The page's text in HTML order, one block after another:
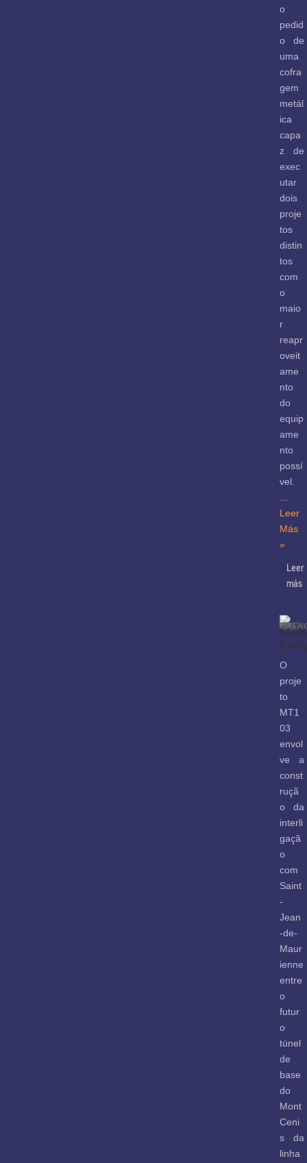
o
pedid
o de
uma
cofra
gem
metál
ica
capa
z de
exec
utar
dois
proje
tos
distin
tos
com
o
maio
r
reapr
oveit
ame
nto
do
equip
ame
nto
possí
vel.
Leer
Más
»
Leer
más
O
proje
to
MT1
03
envol
ve a
const
ruçã
o da
interli
gaçã
o
com
Saint
-
Jean
-de-
Maur
ienne
entre
o
futur
o
túnel
de
base
do
Mont
Ceni
s da
linha